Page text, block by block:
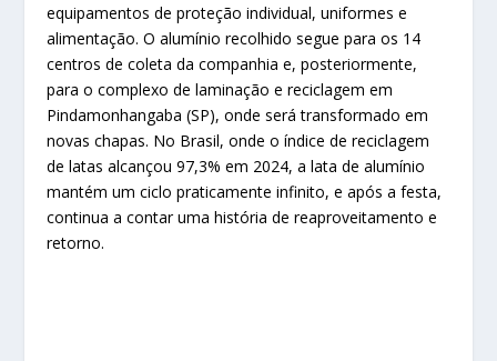
equipamentos de proteção individual, uniformes e
alimentação. O alumínio recolhido segue para os 14
centros de coleta da companhia e, posteriormente,
para o complexo de laminação e reciclagem em
Pindamonhangaba (SP), onde será transformado em
novas chapas. No Brasil, onde o índice de reciclagem
de latas alcançou 97,3% em 2024, a lata de alumínio
mantém um ciclo praticamente infinito, e após a festa,
continua a contar uma história de reaproveitamento e
retorno.